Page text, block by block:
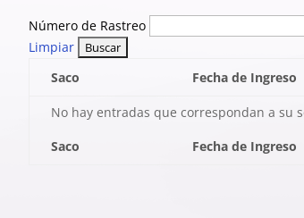
Número de Rastreo
Limpiar
Saco
Fecha de Ingreso
No hay entradas que correspondan a su
Saco
Fecha de Ingreso